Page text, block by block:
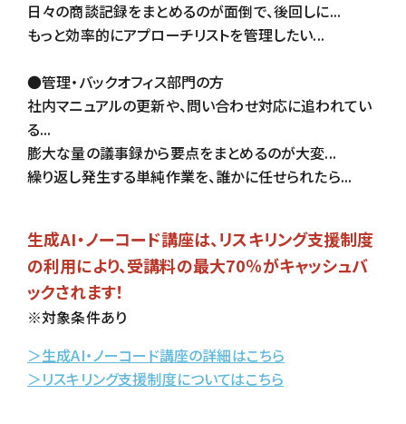
日々の商談記録をまとめるのが面倒で、後回しに...
もっと効率的にアプローチリストを管理したい...
●管理・バックオフィス部門の方
社内マニュアルの更新や、問い合わせ対応に追われてい
る...
膨大な量の議事録から要点をまとめるのが大変...
繰り返し発生する単純作業を、誰かに任せられたら...
生成AI・ノーコード講座は、リスキリング支援制度
の利用により、受講料の最大70％がキャッシュバ
ックされます！
※対象条件あり
＞生成AI・ノーコード講座の詳細はこちら
＞リスキリング支援制度についてはこちら